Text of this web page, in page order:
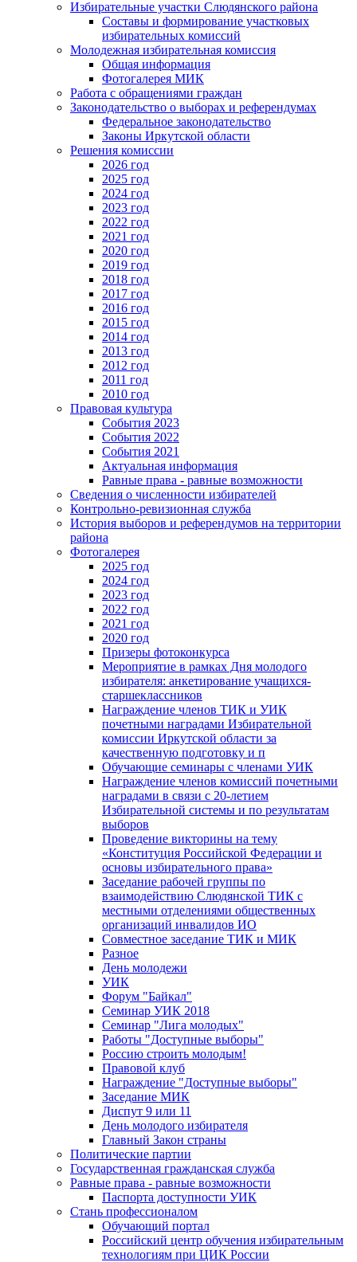
Избирательные участки Слюдянского района
Составы и формирование участковых
избирательных комиссий
Молодежная избирательная комиссия
Общая информация
Фотогалерея МИК
Работа с обращениями граждан
Законодательство о выборах и референдумах
Федеральное законодательство
Законы Иркутской области
Решения комиссии
2026 год
2025 год
2024 год
2023 год
2022 год
2021 год
2020 год
2019 год
2018 год
2017 год
2016 год
2015 год
2014 год
2013 год
2012 год
2011 год
2010 год
Правовая культура
События 2023
События 2022
События 2021
Актуальная информация
Равные права - равные возможности
Сведения о численности избирателей
Контрольно-ревизионная служба
История выборов и референдумов на территории
района
Фотогалерея
2025 год
2024 год
2023 год
2022 год
2021 год
2020 год
Призеры фотоконкурса
Мероприятие в рамках Дня молодого
избирателя: анкетирование учащихся-
старшеклассников
Награждение членов ТИК и УИК
почетными наградами Избирательной
комиссии Иркутской области за
качественную подготовку и п
Обучающие семинары с членами УИК
Награждение членов комиссий почетными
наградами в связи с 20-летием
Избирательной системы и по результатам
выборов
Проведение викторины на тему
«Конституция Российской Федерации и
основы избирательного права»
Заседание рабочей группы по
взаимодействию Слюдянской ТИК с
местными отделениями общественных
организаций инвалидов ИО
Совместное заседание ТИК и МИК
Разное
День молодежи
УИК
Форум "Байкал"
Семинар УИК 2018
Семинар "Лига молодых"
Работы "Доступные выборы"
Россию строить молодым!
Правовой клуб
Награждение "Доступные выборы"
Заседание МИК
Диспут 9 или 11
День молодого избирателя
Главный Закон страны
Политические партии
Государственная гражданская служба
Равные права - равные возможности
Паспорта доступности УИК
Стань профессионалом
Обучающий портал
Российский центр обучения избирательным
технологиям при ЦИК России